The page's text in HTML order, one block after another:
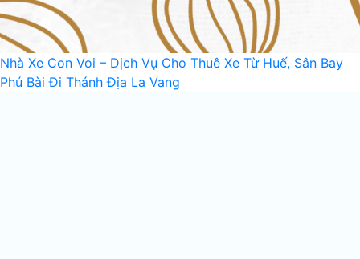
Nhà Xe Con Voi – Dịch Vụ Cho Thuê Xe Từ Huế, Sân Bay
Phú Bài Đi Thánh Địa La Vang